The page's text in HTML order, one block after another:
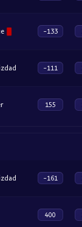
-133
-111
155
-161
400